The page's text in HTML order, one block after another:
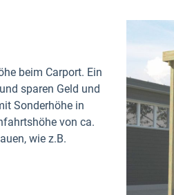
beim Carport. Ein
sparen Geld und
Sonderhöhe in
von ca.
wie z.B.